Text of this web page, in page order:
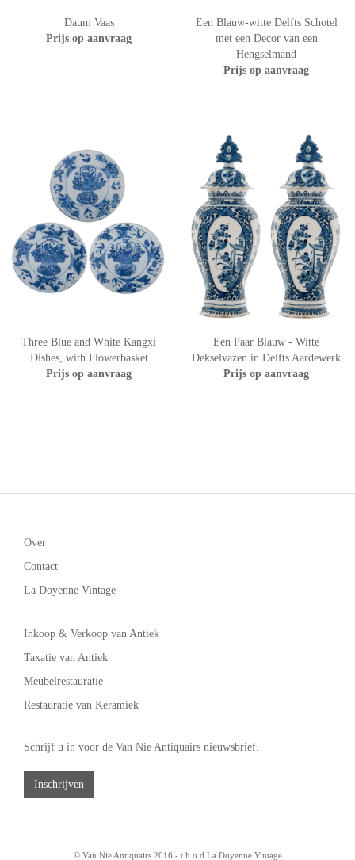
Daum Vaas
Prijs op aanvraag
Een Blauw-witte Delfts Schotel
met een Decor van een
Hengselmand
Prijs op aanvraag
Three Blue and White Kangxi
Dishes, with Flowerbasket
Prijs op aanvraag
Een Paar Blauw - Witte
Dekselvazen in Delfts Aardewerk
Prijs op aanvraag
Over
Contact
La Doyenne Vintage
Inkoop & Verkoop van Antiek
Taxatie van Antiek
Meubelrestauratie
Restauratie van Keramiek
Schrijf u in voor de Van Nie Antiquairs nieuwsbrief.
Inschrijven
© Van Nie Antiquairs 2016 - t.h.o.d La Doyenne Vintage